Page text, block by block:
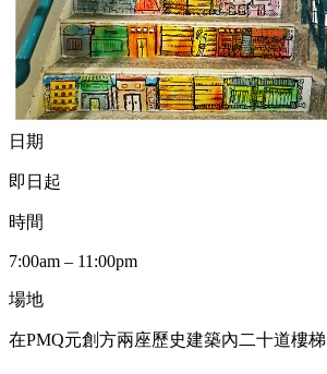
日期
即日起
時間
7:00am – 11:00pm
場地
在PMQ元創方兩座歷史建築內二十道樓梯